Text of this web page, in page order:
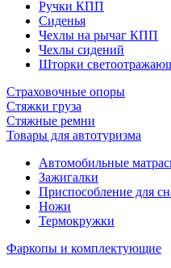
Ручки КПП
Сиденья
Чехлы на рычаг КПП
Чехлы сидений
Шторки
Страховочные опоры
Стяжки груза
Стяжные ремни
Товары для автотуризма
Автомобильные
Зажигалки
Приспособление для
Ножи
Термокружки
Фаркопы и комплектующие